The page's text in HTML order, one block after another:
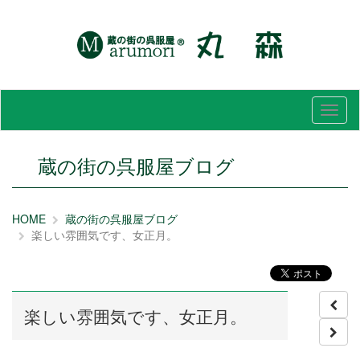
メ
ニ
蔵の街の呉服屋ブログ
HOME
蔵の街の呉服屋ブログ
楽しい雰囲気です、女正月。
楽しい雰囲気です、女正月。